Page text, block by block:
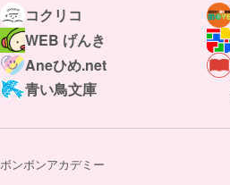
コクリコ
WEB げんき
Aneひめ.net
青い鳥文庫
ボンボンアカデミー